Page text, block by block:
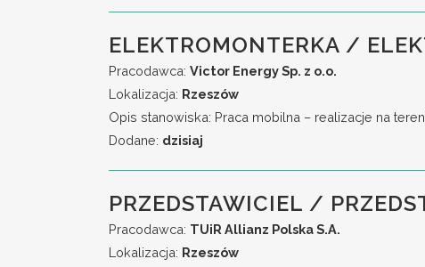
ELEKTROMONTERKA /
Pracodawca: Victor Energy Sp. z o.o.
Lokalizacja: Rzeszów
Opis stanowiska: Praca mobilna – realizacje na
Dodane: dzisiaj
PRZEDSTAWICIEL /
Pracodawca: TUiR Allianz Polska S.A.
Lokalizacja: Rzeszów